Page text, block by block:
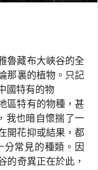
魯藏布大峽谷的全
那裏的植物。只記
國特有的物
區特有的物種，甚
我也暗自懷揣了一
開花抑或結果，都
常見的種類。因
的奇異正在於此，